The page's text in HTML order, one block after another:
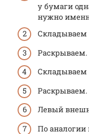
у бумаги
нужно
Складываем
Раскрываем.
Складываем
Раскрываем.
Левый
По